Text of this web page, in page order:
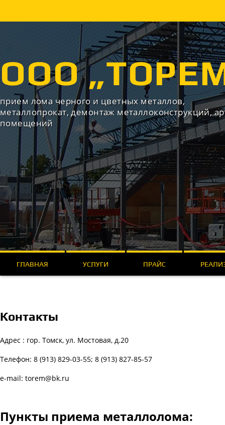
ООО
прием лома черного и цветных металлов,
металлопрокат, демонтаж металлоконструкций,
помещений
ГЛАВНАЯ УСЛУГИ ПРАЙС
Контакты
Адрес : гор. Томск, ул. Мостовая, д.20
Телефон: 8 (913) 829-03-55; 8 (913) 827-85-57
e-mail: torem@bk.ru
Пункты приема металлолома: